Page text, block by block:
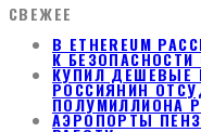
СВЕЖЕЕ
В ETHEREUM
К
КУПИЛ ДЕШЕВЫЕ
РОССИЯНИН
ПОЛУМИЛЛИОНА
АЭРОПОРТЫ